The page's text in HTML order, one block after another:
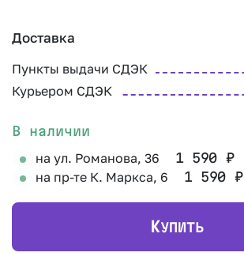
Доставка
Пункты выдачи СДЭК
Курьером СДЭК
В наличии
на ул. Романова, 36 1 590 ₽
на пр-те К. Маркса, 6 1 590 ₽
КУПИТЬ